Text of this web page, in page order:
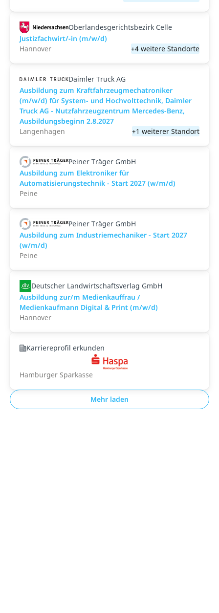
Oberlandesgerichtsbezirk Celle
Justizfachwirt/-in (m/w/d)
Hannover
+4 weitere Standorte
Daimler Truck AG
Ausbildung zum Kraftfahrzeugmechatroniker
(m/w/d) für System- und Hochvolttechnik, Daimler
Truck AG - Nutzfahrzeugzentrum Mercedes-Benz,
Ausbildungsbeginn 2.8.2027
Langenhagen
+1 weiterer Standort
Peiner Träger GmbH
Ausbildung zum Elektroniker für
Automatisierungstechnik - Start 2027 (w/m/d)
Peine
Peiner Träger GmbH
Ausbildung zum Industriemechaniker - Start 2027
(w/m/d)
Peine
Deutscher Landwirtschaftsverlag GmbH
Ausbildung zur/m Medienkauffrau /
Medienkaufmann Digital & Print (m/w/d)
Hannover
Karriereprofil erkunden
Hamburger Sparkasse
Mehr laden